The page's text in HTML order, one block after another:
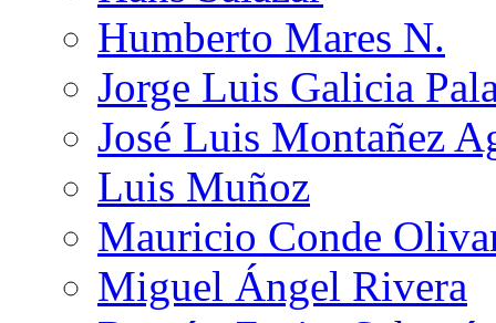
Humberto Mares N.
Jorge Luis Galicia
José Luis Montañez
Luis Muñoz
Mauricio Conde
Miguel Ángel Rivera